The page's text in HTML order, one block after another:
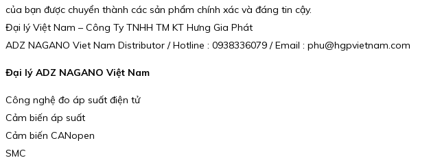
của bạn được chuyển thành các sản phẩm chính xác và đáng tin cậy.
Đại lý Việt Nam – Công Ty TNHH TM KT Hưng Gia Phát
ADZ NAGANO Viet Nam Distributor / Hotline : 0938336079 / Email : phu@hgpvietnam.com
Đại lý ADZ NAGANO Việt Nam
Công nghệ đo áp suất điện tử
Cảm biến áp suất
Cảm biến CANopen
SMC